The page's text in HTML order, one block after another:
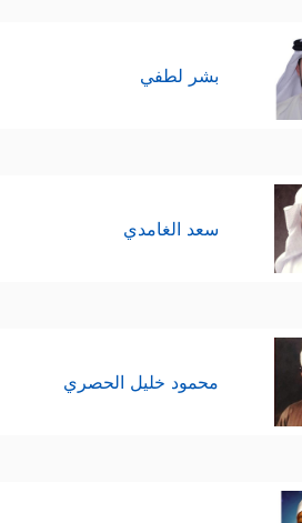
بشر لطفي
سعد الغامدي
محمود خليل الحصري